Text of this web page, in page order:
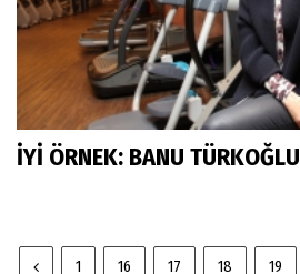
İYİ ÖRNEK: BANU TÜRKOĞLU
1 16 17 18 19